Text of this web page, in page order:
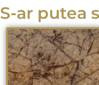
S-ar putea